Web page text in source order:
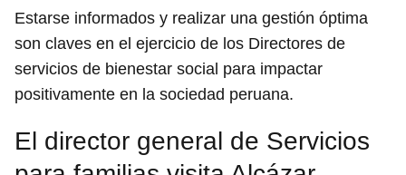
Estarse informados y realizar una gestión óptima
son claves en el ejercicio de los Directores de
servicios de bienestar social para impactar
positivamente en la sociedad peruana.
El director general de Servicios